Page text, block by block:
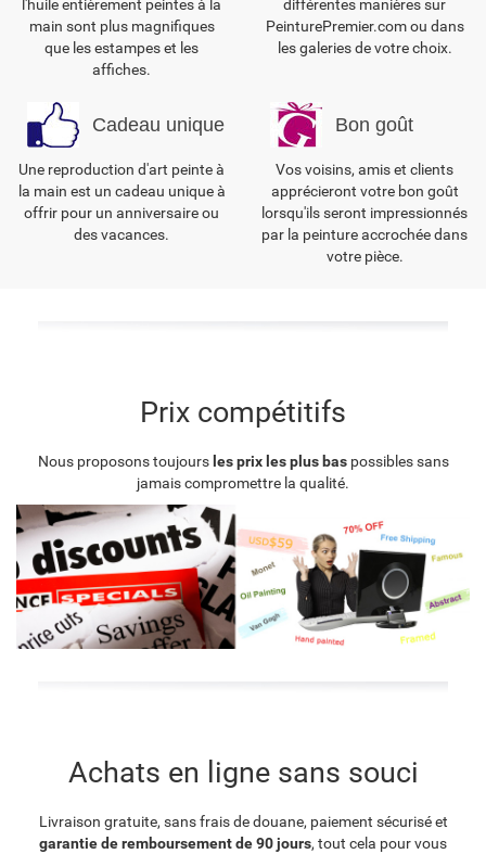
l'huile entièrement peintes à la
main sont plus magnifiques
que les estampes et les
affiches.
différentes manières sur
PeinturePremier.com ou dans
les galeries de votre choix.
Cadeau unique
Une reproduction d'art peinte à
la main est un cadeau unique à
offrir pour un anniversaire ou
des vacances.
Bon goût
Vos voisins, amis et clients
apprécieront votre bon goût
lorsqu'ils seront impressionnés
par la peinture accrochée dans
votre pièce.
Prix compétitifs
Nous proposons toujours les prix les plus baspossibles sans
jamais compromettre la qualité.
Achats en ligne sans souci
Livraison gratuite, sans frais de douane, paiement sécurisé et
garantie de remboursement de 90 jours, tout cela pour vous